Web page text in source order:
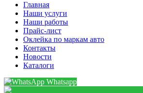
Главная
Наши услуги
Наши работы
Прайс-лист
Оклейка по маркам авто
Контакты
Новости
Каталоги
Whatsapp